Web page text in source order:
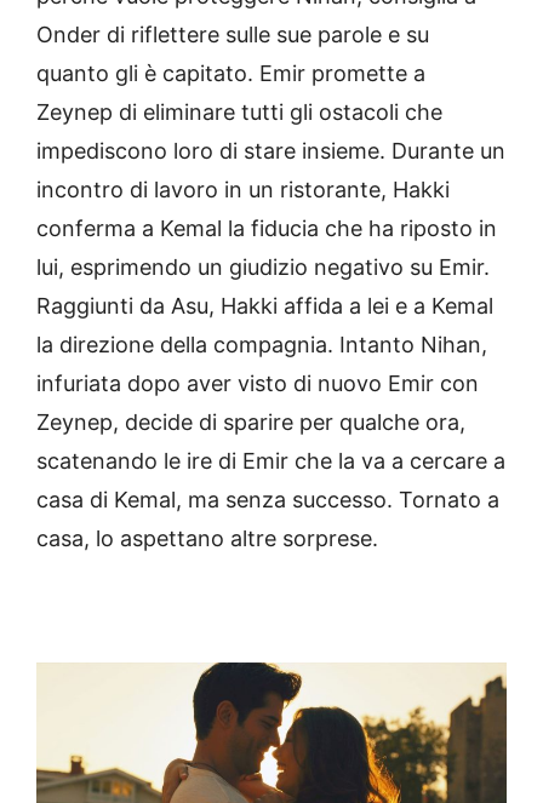
Onder di riflettere sulle sue parole e su
quanto gli è capitato. Emir promette a
Zeynep di eliminare tutti gli ostacoli che
impediscono loro di stare insieme. Durante un
incontro di lavoro in un ristorante, Hakki
conferma a Kemal la fiducia che ha riposto in
lui, esprimendo un giudizio negativo su Emir.
Raggiunti da Asu, Hakki affida a lei e a Kemal
la direzione della compagnia. Intanto Nihan,
infuriata dopo aver visto di nuovo Emir con
Zeynep, decide di sparire per qualche ora,
scatenando le ire di Emir che la va a cercare a
casa di Kemal, ma senza successo. Tornato a
casa, lo aspettano altre sorprese.